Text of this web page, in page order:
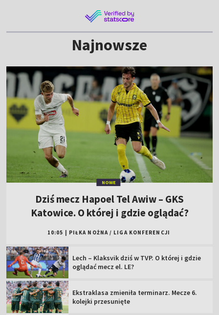
Najnowsze
NOWE
Dziś mecz Hapoel Tel Awiw – GKS
Katowice. O której i gdzie oglądać?
10:05 | PIŁKA NOŻNA / LIGA KONFERENCJI
Lech – Klaksvik dziś w TVP. O której i gdzie
oglądać mecz el. LE?
Ekstraklasa zmieniła terminarz. Mecze 6.
kolejki przesunięte